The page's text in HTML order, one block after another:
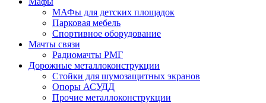
МАФы для детских площадок
Парковая мебель
Спортивное оборудование
Мачты связи
Радиомачты РМГ
Дорожные металлоконструкции
Cтойки для шумозащитных экранов
Опоры АСУДД
Прочие металлоконструкции